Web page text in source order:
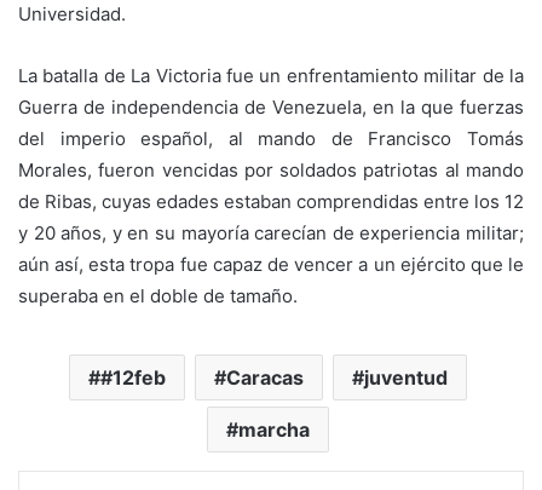
Universidad.
La batalla de La Victoria fue un enfrentamiento militar de la
Guerra de independencia de Venezuela, en la que fuerzas
del imperio español, al mando de Francisco Tomás
Morales, fueron vencidas por soldados patriotas al mando
de Ribas, cuyas edades estaban comprendidas entre los 12
y 20 años, y en su mayoría carecían de experiencia militar;
aún así, esta tropa fue capaz de vencer a un ejército que le
superaba en el doble de tamaño.
#12feb Caracas juventud
marcha